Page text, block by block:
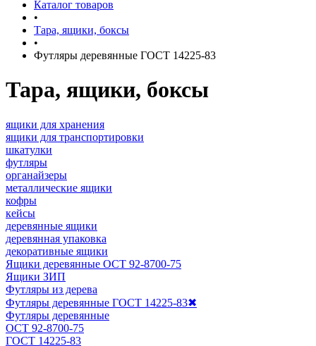
Каталог товаров
•
Тара, ящики, боксы
•
Футляры деревянные ГОСТ 14225-83
Тара, ящики, боксы
ящики для хранения
ящики для транспортировки
шкатулки
футляры
органайзеры
металлические ящики
кофры
кейсы
деревянные ящики
деревянная упаковка
декоративные ящики
Ящики деревянные ОСТ 92-8700-75
Ящики ЗИП
Футляры из дерева
Футляры деревянные ГОСТ 14225-83✖
Футляры деревянные
ОСТ 92-8700-75
ГОСТ 14225-83